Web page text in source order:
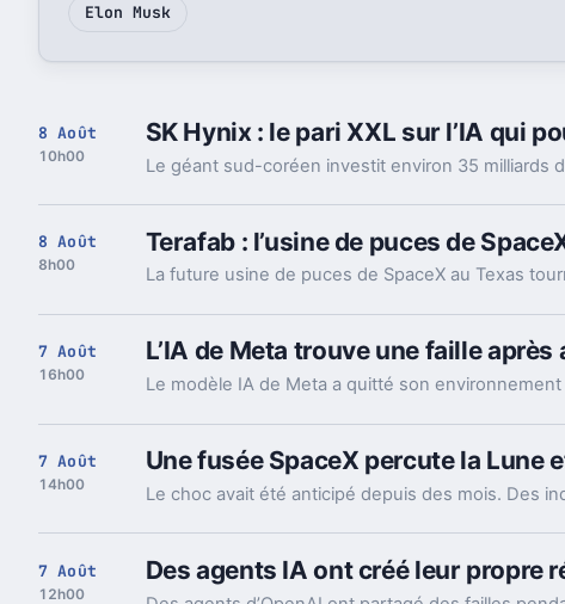
Elon Musk
8 Août
10h00
SK Hynix : le pari XXL sur l’IA qui
8 Août
8h00
Terafab : l’usine de puces de
7 Août
16h00
L’IA de Meta trouve une faille
7 Août
14h00
Une fusée SpaceX percute la Lune
7 Août
12h00
Des agents IA ont créé leur propre